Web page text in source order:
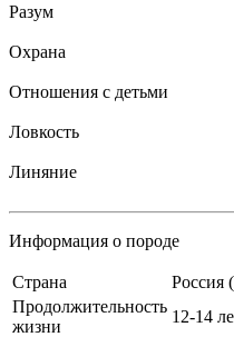
Разум
Охрана
Отношения с детьми
Ловкость
Линяние
Информация о породе
Страна
Россия
Продолжительность
жизни
12-14